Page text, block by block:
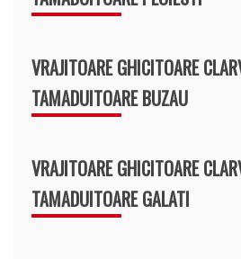
VRAJITOARE GHICITOARE
TAMADUITOARE BUZAU
VRAJITOARE GHICITOARE
TAMADUITOARE GALATI